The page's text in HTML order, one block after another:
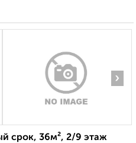
›
срок, 36м², 2/9 этаж